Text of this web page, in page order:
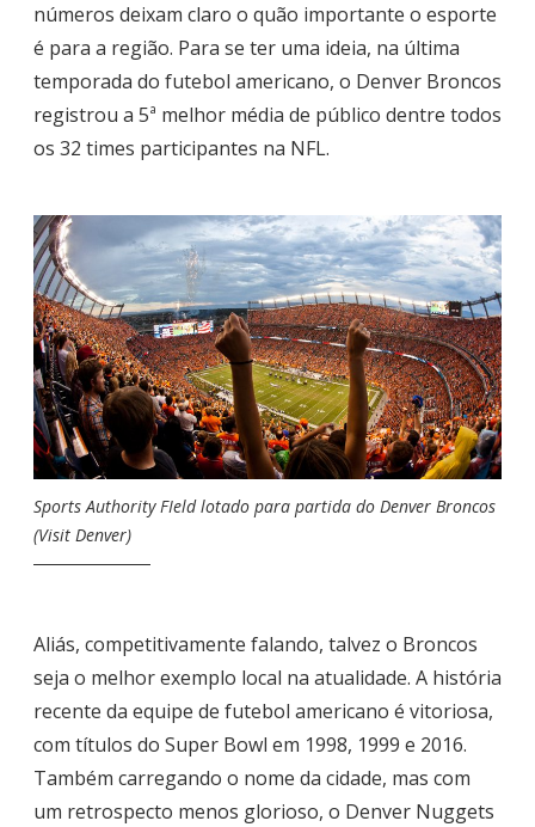
números deixam claro o quão importante o esporte
é para a região. Para se ter uma ideia, na última
temporada do futebol americano, o Denver Broncos
registrou a 5ª melhor média de público dentre todos
os 32 times participantes na NFL.
Sports Authority FIeld lotado para partida do Denver Broncos
(Visit Denver)
Aliás, competitivamente falando, talvez o Broncos
seja o melhor exemplo local na atualidade. A história
recente da equipe de futebol americano é vitoriosa,
com títulos do Super Bowl em 1998, 1999 e 2016.
Também carregando o nome da cidade, mas com
um retrospecto menos glorioso, o Denver Nuggets